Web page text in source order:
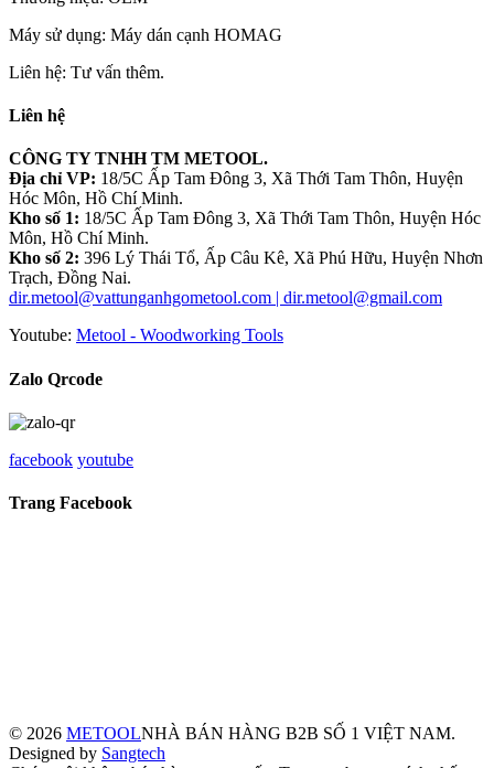
Máy sử dụng: Máy dán cạnh HOMAG
Liên hệ: Tư vấn thêm.
Liên hệ
CÔNG TY TNHH TM METOOL.
Địa chỉ VP: 18/5C Ấp Tam Đông 3, Xã Thới Tam Thôn, Huyện
Hóc Môn, Hồ Chí Minh.
Kho số 1: 18/5C Ấp Tam Đông 3, Xã Thới Tam Thôn, Huyện Hóc
Môn, Hồ Chí Minh.
Kho số 2: 396 Lý Thái Tổ, Ấp Câu Kê, Xã Phú Hữu, Huyện Nhơn
Trạch, Đồng Nai.
dir.metool@vattunganhgometool.com | dir.metool@gmail.com
Youtube: Metool - Woodworking Tools
Zalo Qrcode
facebook youtube
Trang Facebook
© 2026 METOOLNHÀ BÁN HÀNG B2B SỐ 1 VIỆT NAM.
Designed by Sangtech